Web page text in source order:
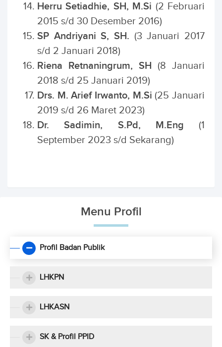
Herru Setiadhie, SH, M.Si (2 Februari
2015 s/d 30 Desember 2016)
SP Andriyani S, SH. (3 Januari 2017
s/d 2 Januari 2018)
Riena Retnaningrum, SH (8 Januari
2018 s/d 25 Januari 2019)
Drs. M. Arief Irwanto, M.Si (25 Januari
2019 s/d 26 Maret 2023)
Dr. Sadimin, S.Pd, M.Eng (1
September 2023 s/d Sekarang)
Menu Profil
Profil Badan Publik
LHKPN
LHKASN
SK & Profil PPID